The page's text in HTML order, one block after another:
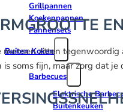
Grillpannen
Koekenpannen
Pannensets
Buiten Koken
Barbecues
Elektrische
Buitenkeuken
mensen zitten
is soms fijn, maar zorg dat